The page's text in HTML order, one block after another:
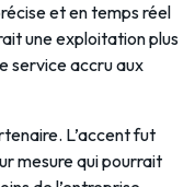
et en temps réel
une exploitation plus
service accru aux
L’accent fut
mesure qui pourrait